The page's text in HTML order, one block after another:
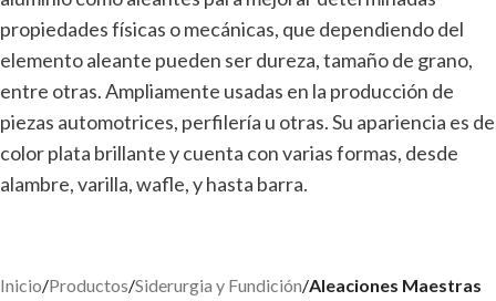
propiedades físicas o mecánicas, que dependiendo del
elemento aleante pueden ser dureza, tamaño de grano,
entre otras. Ampliamente usadas en la producción de
piezas automotrices, perfilería u otras. Su apariencia es de
color plata brillante y cuenta con varias formas, desde
alambre, varilla, wafle, y hasta barra.
Inicio/Productos/Siderurgia y Fundición/Aleaciones Maestras